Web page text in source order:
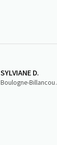
SYLVIANE D.